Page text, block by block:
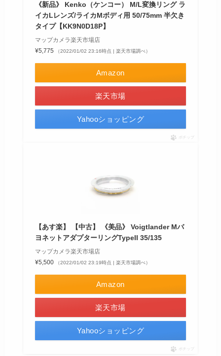
《新品》 Kenko（ケンコー） M/L変換リング ラ
イカLレンズ/ライカMボディ用 50/75mm 半欠き
タイプ【KK9N0D18P】
マップカメラ楽天市場店
¥5,775
（2022/01/02 23:16時点 | 楽天市場調べ）
Amazon
楽天市場
Yahooショッピング
ポチップ
【あす楽】 【中古】 《美品》 Voigtlander Mバ
ヨネットアダプターリングTypeII 35/135
マップカメラ楽天市場店
¥5,500
（2022/01/02 23:19時点 | 楽天市場調べ）
Amazon
楽天市場
Yahooショッピング
ポチップ